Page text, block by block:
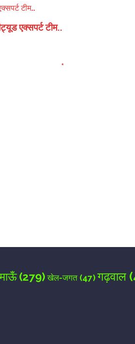
एक्सपर्ट टीम..
*
(279) खेल-जगत (47) गढ़वाल